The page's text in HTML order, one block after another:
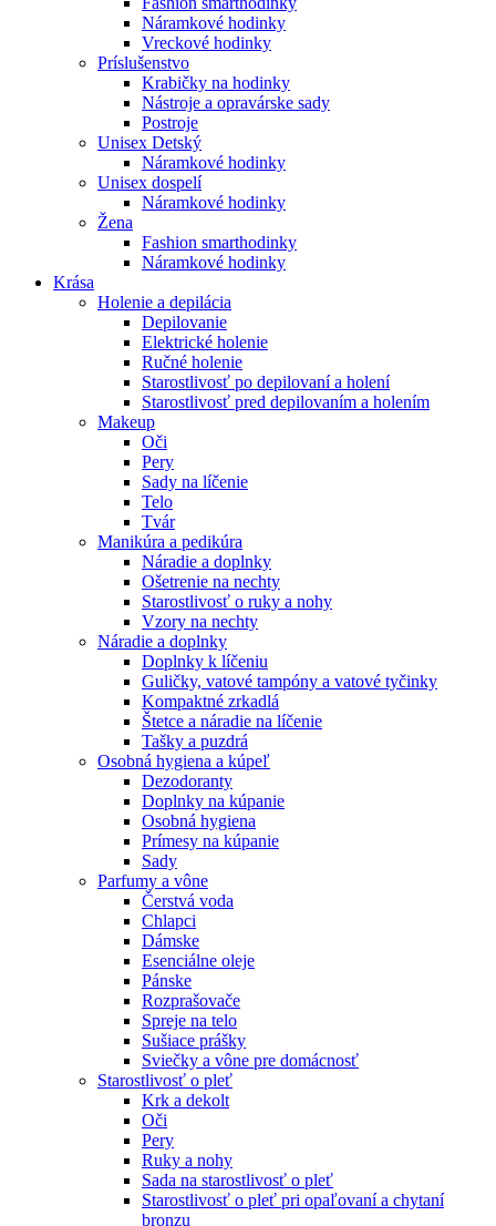
Náramkové hodinky
Vreckové hodinky
Príslušenstvo
Krabičky na hodinky
Nástroje a opravárske sady
Postroje
Unisex Detský
Náramkové hodinky
Unisex dospelí
Náramkové hodinky
Žena
Fashion smarthodinky
Náramkové hodinky
Krása
Holenie a depilácia
Depilovanie
Elektrické holenie
Ručné holenie
Starostlivosť po depilovaní a holení
Starostlivosť pred depilovaním a holením
Makeup
Oči
Pery
Sady na líčenie
Telo
Tvár
Manikúra a pedikúra
Náradie a doplnky
Ošetrenie na nechty
Starostlivosť o ruky a nohy
Vzory na nechty
Náradie a doplnky
Doplnky k líčeniu
Guličky, vatové tampóny a vatové tyčinky
Kompaktné zrkadlá
Štetce a náradie na líčenie
Tašky a puzdrá
Osobná hygiena a kúpeľ
Dezodoranty
Doplnky na kúpanie
Osobná hygiena
Prímesy na kúpanie
Sady
Parfumy a vône
Čerstvá voda
Chlapci
Dámske
Esenciálne oleje
Pánske
Rozprašovače
Spreje na telo
Sušiace prášky
Sviečky a vône pre domácnosť
Starostlivosť o pleť
Krk a dekolt
Oči
Pery
Ruky a nohy
Sada na starostlivosť o pleť
Starostlivosť o pleť pri opaľovaní a chytaní
bronzu